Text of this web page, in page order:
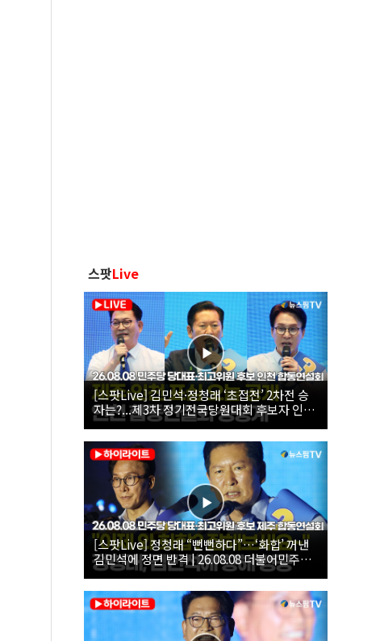
스팟Live
[스팟Live] 김민석·정청래 ‘초접전’ 2차전 승
자는?...제3차 정기전국당원대회 후보자 인천
합동연설회 생중계 | 26.08.08
[스팟Live] 정청래 “뻔뻔하다”…‘화합’ 꺼낸
김민석에 정면 반격 | 26.08.08 더불어민주당
당대표·최고위원 후보 제주 합동연설회